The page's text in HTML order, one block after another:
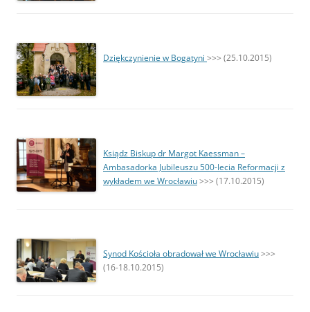
Dziękczynienie w Bogatyni >>> (25.10.2015)
Ksiądz Biskup dr Margot Kaessman –
Ambasadorka Jubileuszu 500-lecia Reformacji z
wykładem we Wrocławiu>>> (17.10.2015)
Synod Kościoła obradował we Wrocławiu>>>
(16-18.10.2015)